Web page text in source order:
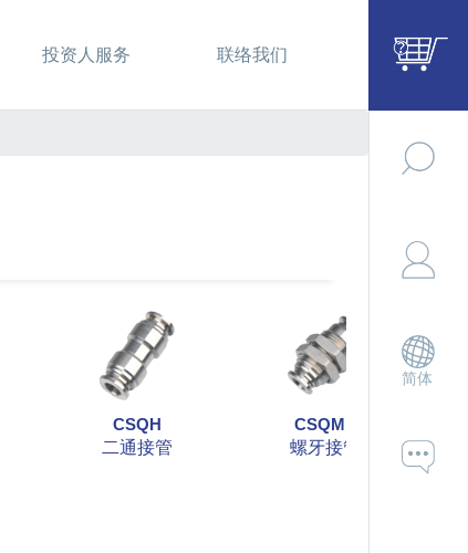
投资人服务 联络我们
CSQH
二通接管
CSQMH
螺牙接管
简体